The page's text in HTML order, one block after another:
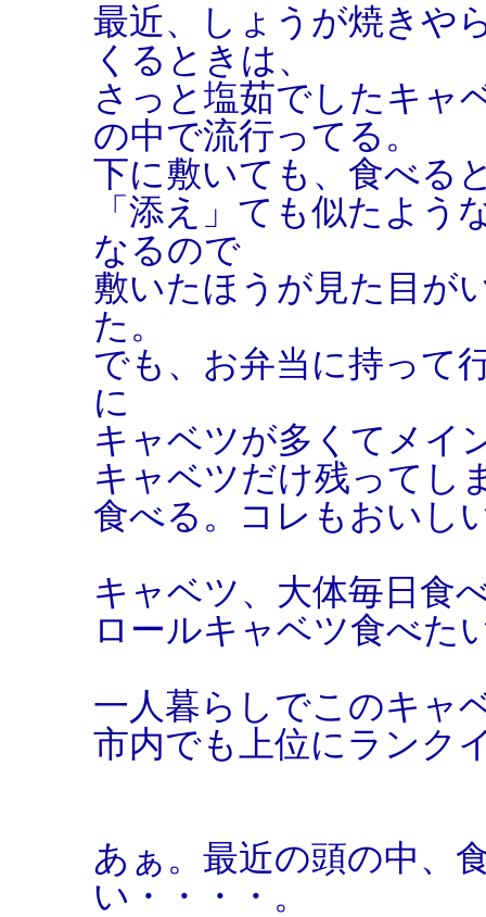
最近、しょうが焼きや
くるときは、
さっと塩茹でしたキャ
の中で流行ってる。
下に敷いても、食べる
「添え」ても似たよう
なるので
敷いたほうが見た目が
た。
でも、お弁当に持って
に
キャベツが多くてメイ
キャベツだけ残ってし
食べる。コレもおいし
キャベツ、大体毎日食
ロールキャベツ食べた
一人暮らしでこのキャ
市内でも上位にランク
あぁ。最近の頭の中、
い・・・・。